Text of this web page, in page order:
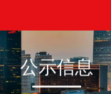
公示信息